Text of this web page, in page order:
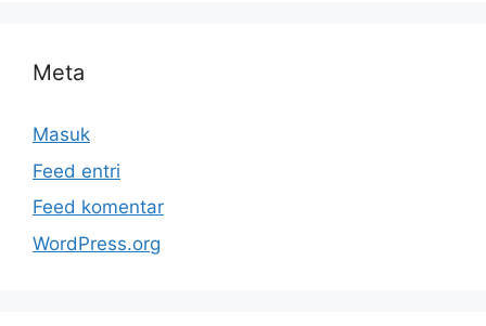
Meta
Masuk
Feed entri
Feed komentar
WordPress.org